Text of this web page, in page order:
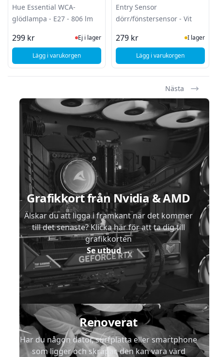
Hue Essential WCA-
glödlampa - E27 - 806 lm
299 kr Ej i lager, besök produktsidan för
Ej i lager
Lägg i varukorgen, Philips Hue Essential WCA-glödlampa - E27 - 806 lm
Entry Sensor
dörr/fönstersensor - Vit
279 kr I Lager
I lager
Lägg i varukorgen, Eufy Entry Sensor
Nästa
Grafikkort från Nvidia & AMD
Älskar du att ligga i framkant när det kommer
till det senaste? Klicka här för att ta dig till
grafikkorten
Se utbud→
Renoverat
Har du någon dator, surfplatta eller smartphone
som ligger och skräpar, den kan vara värd